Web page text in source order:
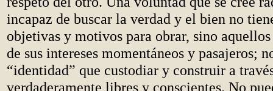
incapaz de buscar la verdad y el bien no
objetivas y motivos para obrar, sino
de sus intereses momentáneos y pasajeros;
“identidad” que custodiar y construir a
verdaderamente libres y conscientes. No